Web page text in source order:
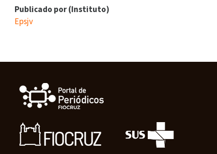
Publicado por (Instituto)
Epsjv